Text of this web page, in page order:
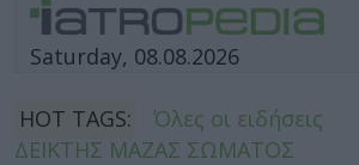
Saturday, 08.08.2026
HOT TAGS:
Όλες οι ειδήσεις
ΔΕΙΚΤΗΣ ΜΑΖΑΣ ΣΩΜΑΤΟΣ